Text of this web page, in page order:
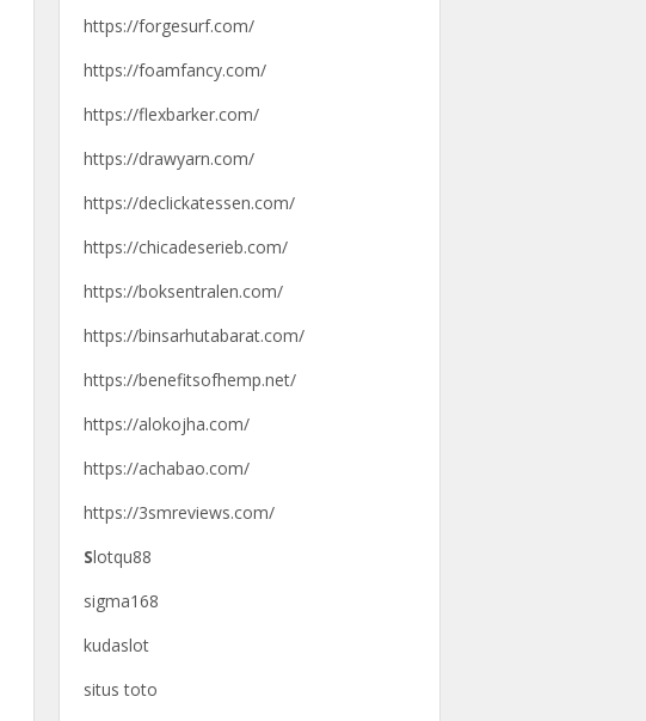
https://forgesurf.com/
https://foamfancy.com/
https://flexbarker.com/
https://drawyarn.com/
https://declickatessen.com/
https://chicadeserieb.com/
https://boksentralen.com/
https://binsarhutabarat.com/
https://benefitsofhemp.net/
https://alokojha.com/
https://achabao.com/
https://3smreviews.com/
Slotqu88
sigma168
kudaslot
situs toto